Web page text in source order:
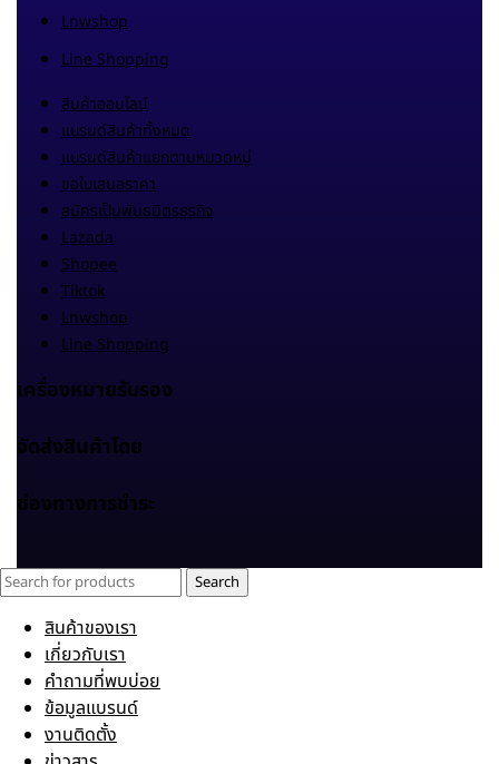
Lnwshop
Line Shopping
สินค้าออนไลน์
แบรนด์สินค้าทั้งหมด
แบรนด์สินค้าแยกตามหมวดหมู่
ขอใบเสนอราคา
สมัครเป็นพันธมิตรธุรกิจ
Lazada
Shopee
Tiktok
Lnwshop
Line Shopping
เครื่องหมายรับรอง
จัดส่งสินค้าโดย
ช่องทางการชำระ
Search
สินค้าของเรา
เกี่ยวกับเรา
คำถามที่พบบ่อย
ข้อมูลแบรนด์
งานติดตั้ง